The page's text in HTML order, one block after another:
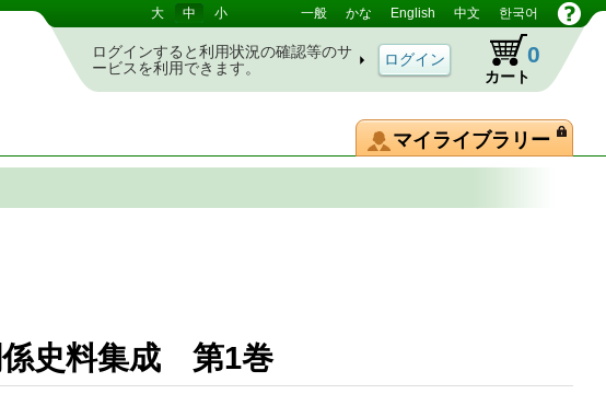
大 中 小 一般 かな English 中文 한국어
ログインすると利用状況の確認等のサ
ービスを利用できます。
カート
0
マイライブラリー
関係史料集成 第1巻